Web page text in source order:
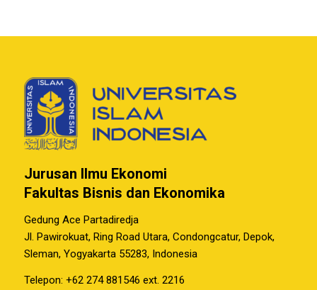
Jurusan Ilmu Ekonomi
Fakultas Bisnis dan Ekonomika
Gedung Ace Partadiredja
Jl. Pawirokuat, Ring Road Utara, Condongcatur, Depok,
Sleman, Yogyakarta 55283, Indonesia
Telepon: +62 274 881546 ext. 2216